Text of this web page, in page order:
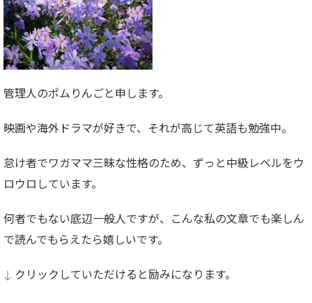
管理人のポムりんごと申します。
映画や海外ドラマが好きで、それが高じて英語も勉強中。
怠け者でワガママ三昧な性格のため、ずっと中級レベルをウ
ロウロしています。
何者でもない底辺一般人ですが、こんな私の文章でも楽しん
で読んでもらえたら嬉しいです。
↓ クリックしていただけると励みになります。